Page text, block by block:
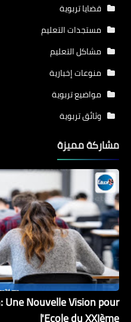
قضايا تربوية
مستجدات التعليم
مشاكل التعليم
منوعات إخبارية
مواضيع تربوية
وثائق تربوية
مشاركة مميزة
Nouvelle Vision pour